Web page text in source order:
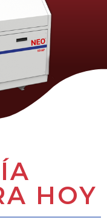
HOY